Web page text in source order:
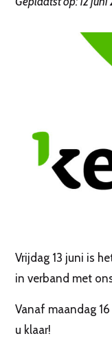
Vrijdag 13 juni is
in verband met
Vanaf maandag
u klaar!